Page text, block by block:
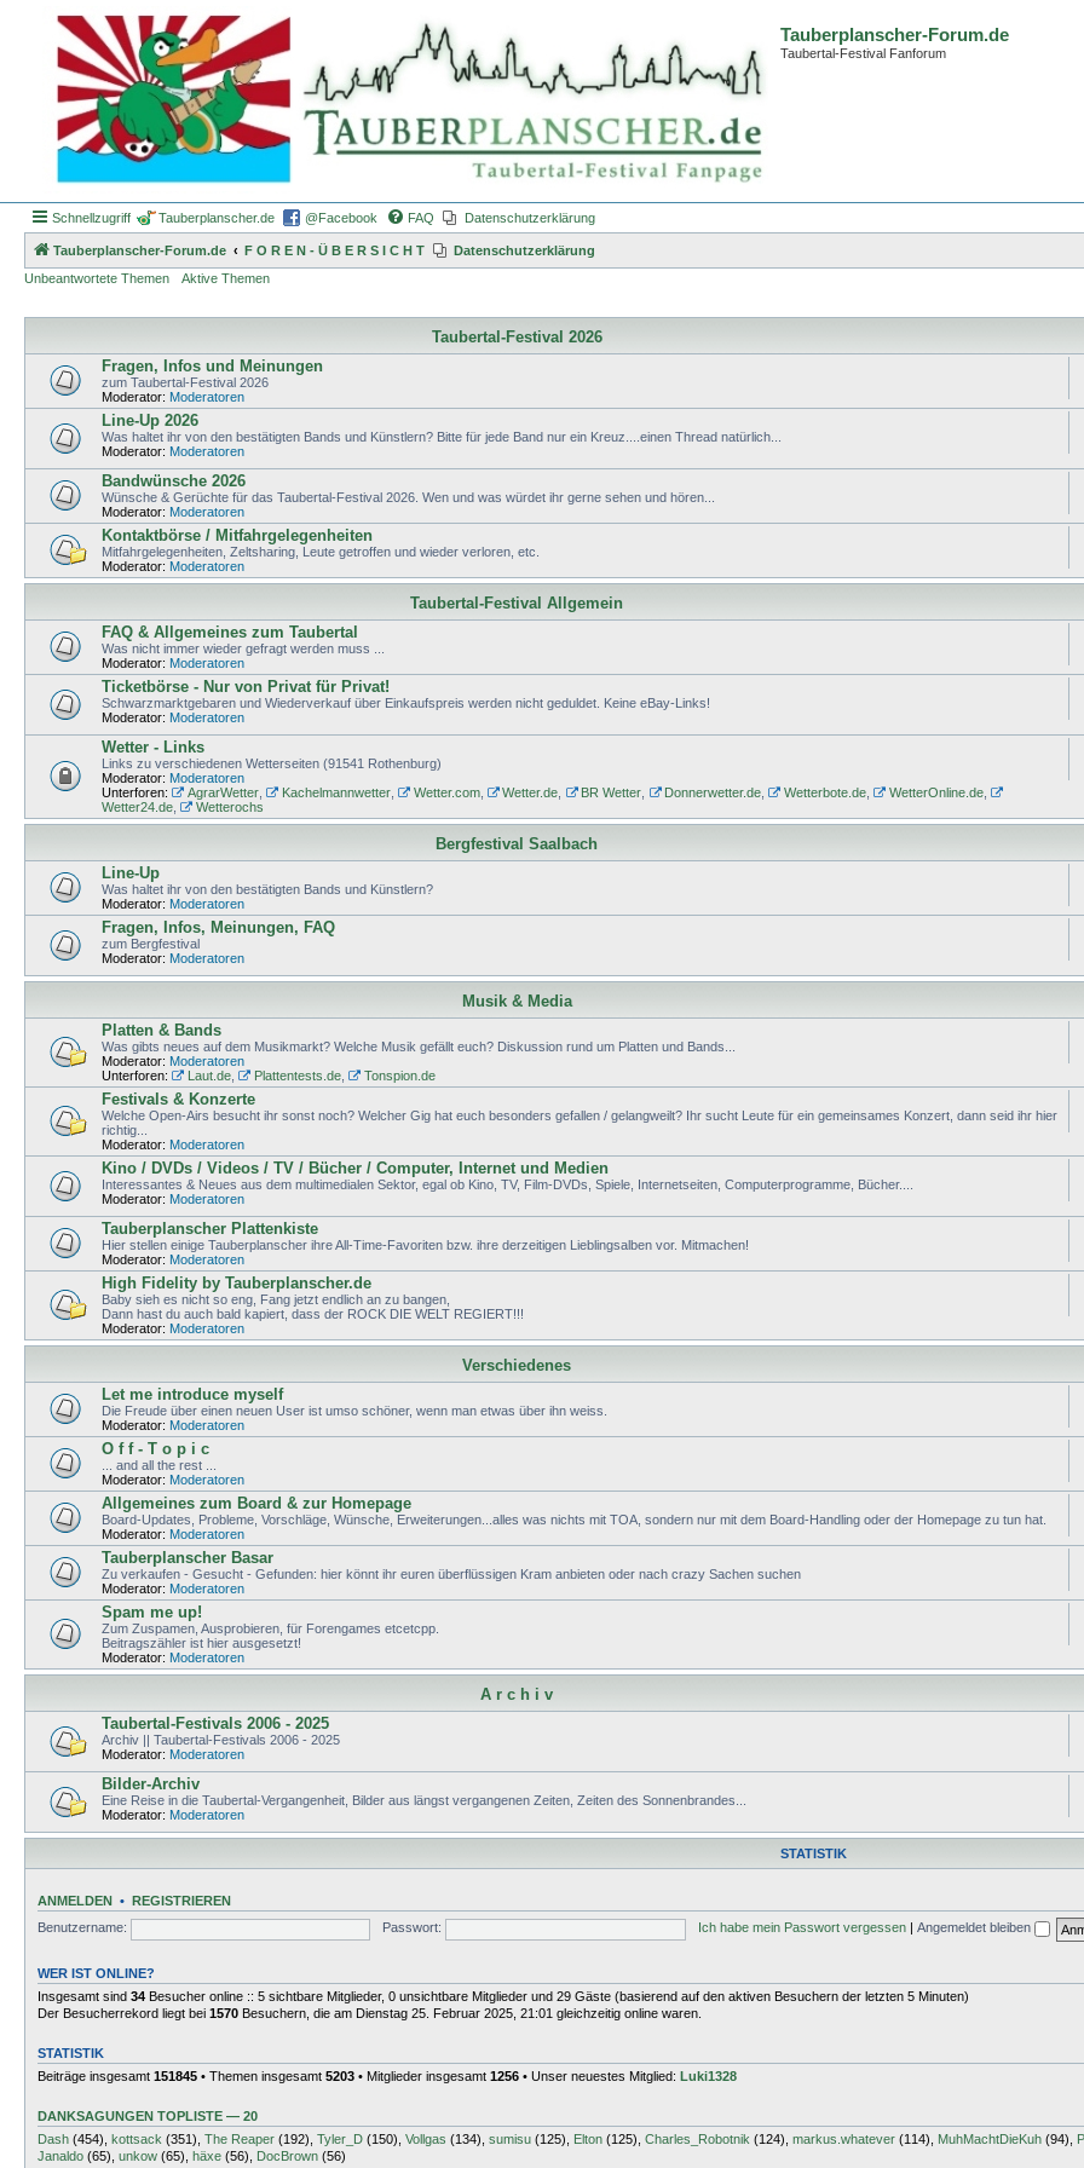
Tauberplanscher-Forum.de
Taubertal-Festival Fanforum
Schnellzugriff Tauberplanscher.de @Facebook FAQ Datenschutzerklärung
Tauberplanscher-Forum.de F O R E N - Ü B E R S I C H T
Datenschutzerklärung
Unbeantwortete Themen
Aktive Themen
Taubertal-Festival 2026
Fragen, Infos und Meinungen
zum Taubertal-Festival 2026
Moderator: Moderatoren
Line-Up 2026
Was haltet ihr von den bestätigten Bands und Künstlern? Bitte für jede Band nur ein Kreuz....einen Thread natürlich...
Moderator: Moderatoren
Bandwünsche 2026
Wünsche & Gerüchte für das Taubertal-Festival 2026. Wen und was würdet ihr gerne sehen und hören...
Moderator: Moderatoren
Kontaktbörse / Mitfahrgelegenheiten
Mitfahrgelegenheiten, Zeltsharing, Leute getroffen und wieder verloren, etc.
Moderator: Moderatoren
Taubertal-Festival Allgemein
FAQ & Allgemeines zum Taubertal
Was nicht immer wieder gefragt werden muss ...
Moderator: Moderatoren
Ticketbörse - Nur von Privat für Privat!
Schwarzmarktgebaren und Wiederverkauf über Einkaufspreis werden nicht geduldet. Keine eBay-Links!
Moderator: Moderatoren
Wetter - Links
Links zu verschiedenen Wetterseiten (91541 Rothenburg)
Moderator: Moderatoren
Unterforen:
AgrarWetter, Kachelmannwetter, Wetter.com, Wetter.de BR Wetter Donnerwetter.de , Wetterbote.de, WetterOnline.de,
Wetter24.de
Wetterochs
Bergfestival Saalbach
Line-Up
Was haltet ihr von den bestätigten Bands und Künstlern?
Moderator: Moderatoren
Fragen, Infos, Meinungen, FAQ
zum Bergfestival
Moderator: Moderatoren
Musik & Media
Platten & Bands
Was gibts neues auf dem Musikmarkt? Welche Musik gefällt euch? Diskussion rund um Platten und Bands...
Moderator: Moderatoren
Unterforen:
Laut.de, Plattentests.de, Tonspion.de
Festivals & Konzerte
Welche Open-Airs besucht ihr sonst noch? Welcher Gig hat euch besonders gefallen / gelangweilt? Ihr sucht Leute für ein gemeinsames Konzert, dann seid ihr hier
richtig...
Moderator: Moderatoren
Kino / DVDs / Videos / TV / Bücher / Computer, Internet und Medien
Interessantes & Neues aus dem multimedialen Sektor, egal ob Kino, TV, Film-DVDs, Spiele, Internetseiten, Computerprogramme, Bücher....
Moderator: Moderatoren
Tauberplanscher Plattenkiste
Hier stellen einige Tauberplanscher ihre All-Time-Favoriten bzw. ihre derzeitigen Lieblingsalben vor. Mitmachen!
Moderator: Moderatoren
High Fidelity by Tauberplanscher.de
Baby sieh es nicht so eng, Fang jetzt endlich an zu bangen,
Dann hast du auch bald kapiert, dass der ROCK DIE WELT REGIERT!!!
Moderator: Moderatoren
Verschiedenes
Let me introduce myself
Die Freude über einen neuen User ist umso schöner, wenn man etwas über ihn weiss.
Moderator: Moderatoren
O f f - T o p i c
... and all the rest ...
Moderator: Moderatoren
Allgemeines zum Board & zur Homepage
Board-Updates, Probleme, Vorschläge, Wünsche, Erweiterungen...alles was nichts mit TOA, sondern nur mit dem Board-Handling oder der Homepage zu tun hat.
Moderator: Moderatoren
Tauberplanscher Basar
Zu verkaufen - Gesucht - Gefunden: hier könnt ihr euren überflüssigen Kram anbieten oder nach crazy Sachen suchen
Moderator: Moderatoren
Spam me up!
Zum Zuspamen, Ausprobieren, für Forengames etcetcpp.
Beitragszähler ist hier ausgesetzt!
Moderator: Moderatoren
A r c h i v
Taubertal-Festivals 2006 - 2025
Archiv || Taubertal-Festivals 2006 - 2025
Moderator: Moderatoren
Bilder-Archiv
Eine Reise in die Taubertal-Vergangenheit, Bilder aus längst vergangenen Zeiten, Zeiten des Sonnenbrandes...
Moderator: Moderatoren
STATISTIK
ANMELDEN • REGISTRIEREN
Benutzername:
Passwort: Ich habe mein Passwort vergessen Angemeldet bleiben
WER IST ONLINE?
Insgesamt sind 34 Besucher online :: 5 sichtbare Mitglieder, 0 unsichtbare Mitglieder und 29 Gäste (basierend auf den aktiven Besuchern der letzten 5 Minuten)
Der Besucherrekord liegt bei 1570 Besuchern, die am Dienstag 25. Februar 2025, 21:01 gleichzeitig online waren.
STATISTIK
Beiträge insgesamt 151845 • Themen insgesamt 5203 • Mitglieder insgesamt 1256 • Unser neuestes Mitglied: Luki1328
DANKSAGUNGEN TOPLISTE — 20
Dash (454), kottsack (351), The Reaper (192), Tyler_D (150), Vollgas (134), sumisu (125), Elton (125), Charles_Robotnik (124), markus.whatever (114), MuhMachtDieKuh (94),
Janaldo (65), unkow (65), häxe (56), DocBrown (56)